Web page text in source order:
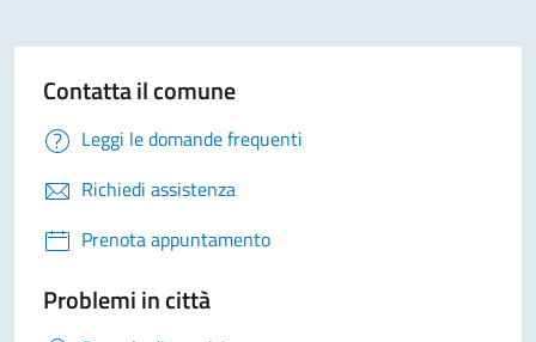
Contatta il comune
Leggi le domande frequenti
Richiedi assistenza
Prenota appuntamento
Problemi in città